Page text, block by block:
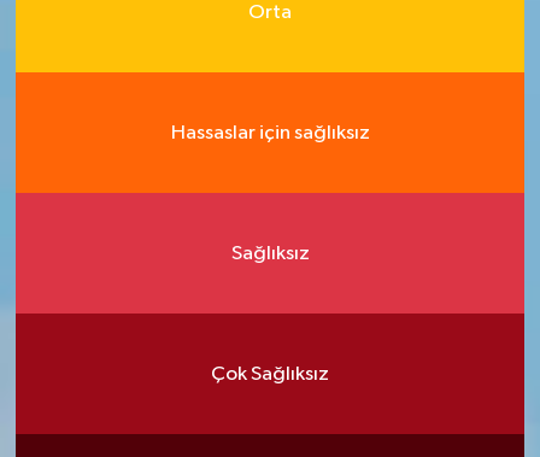
Orta
Hassaslar için sağlıksız
Sağlıksız
Çok Sağlıksız